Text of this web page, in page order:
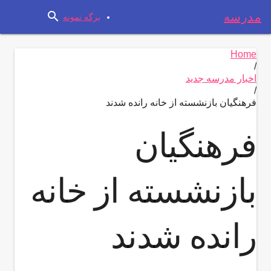
مدرسه برگه نمونه search
Home
/
اخبار مدرسه جدید
/
فرهنگیان بازنشسته از خانه رانده شدند
فرهنگیان
بازنشسته از خانه
رانده شدند